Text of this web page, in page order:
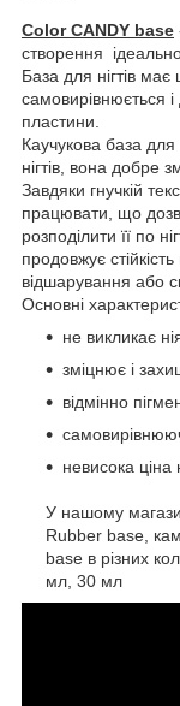
Color CANDY base
створення
База для нігтів
самовирівнюється
пластини.
Каучукова база для
нігтів, вона добре
Завдяки гнучкій
працювати, що
розподілити її по
продовжує
відшарування або
Основні
не викликає
зміцнює і
відмінно
невисока
У нашому
Rubber base,
base в різних
мл, 30 мл